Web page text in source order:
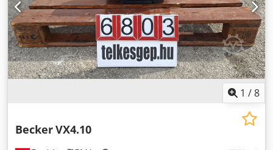
1 /8
BeckerVX4.10